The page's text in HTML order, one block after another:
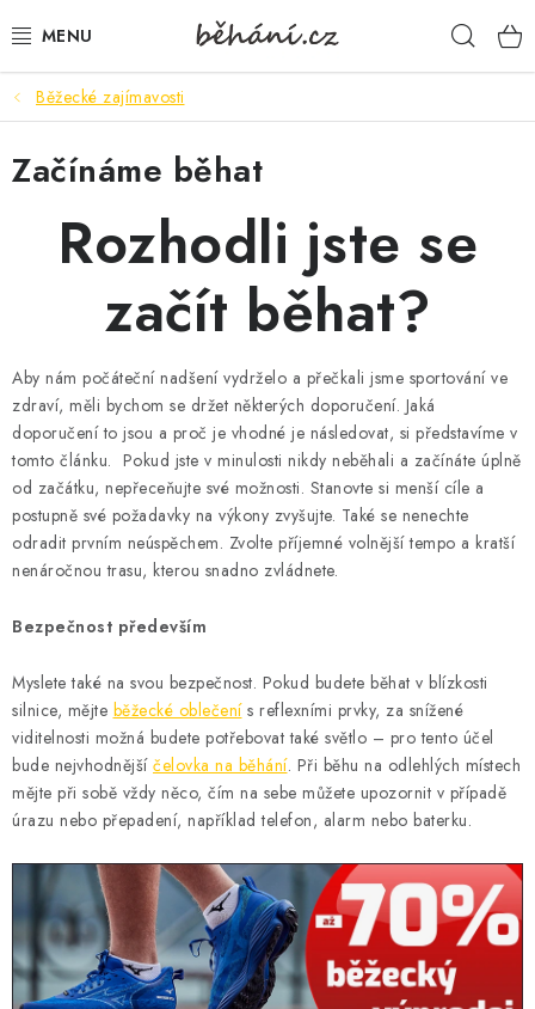
na
BOTY PÁNSKÉ
BOTY DÁMSKÉ
PÁNSKÉ OBLEČENÍ
DÁMSKÉ OBLEČENÍ
DÁRKOVÉ POUKAZY
VELIKOSTNÍ TABULKY
KONTAKT
VÝŽIVA
SPORTY
NOVINKY
NOVINKY MIZUNO
Běžecké zajímavosti
Začínáme běhat
Rozhodli jste se
začít běhat?
Aby nám počáteční nadšení vydrželo a přečkali jsme sportování ve
zdraví, měli bychom se držet některých doporučení. Jaká
doporučení to jsou a proč je vhodné je následovat, si představíme v
tomto článku. Pokud jste v minulosti nikdy neběhali a začínáte úplně
od začátku, nepřeceňujte své možnosti. Stanovte si menší cíle a
postupně své požadavky na výkony zvyšujte. Také se nenechte
odradit prvním neúspěchem. Zvolte příjemné volnější tempo a kratší
nenáročnou trasu, kterou snadno zvládnete.
Bezpečnost především
Myslete také na svou bezpečnost. Pokud budete běhat v blízkosti
silnice, mějte běžecké oblečenís reflexními prvky, za snížené
viditelnosti možná budete potřebovat také světlo – pro tento účel
bude nejvhodnější čelovka na běhání. Při běhu na odlehlých místech
mějte při sobě vždy něco, čím na sebe můžete upozornit v případě
úrazu nebo přepadení, například telefon, alarm nebo baterku.